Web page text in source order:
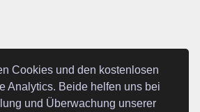
Cookies und den kostenlosen
Analytics. Beide helfen uns bei
und Überwachung unserer